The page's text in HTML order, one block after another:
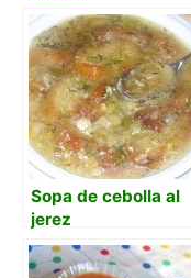
Sopa de cebolla al
jerez